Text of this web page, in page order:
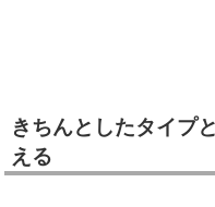
きちんとしたタイプ
える